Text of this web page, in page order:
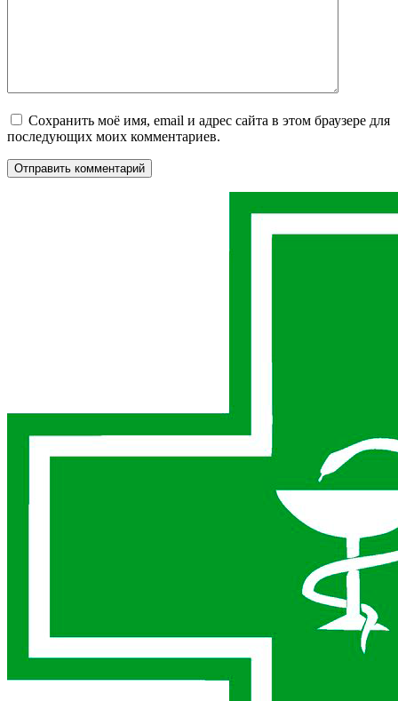
Сохранить моё имя, email и адрес сайта в этом браузере для
последующих моих комментариев.